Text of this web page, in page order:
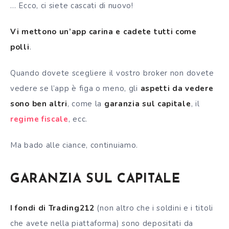
… Ecco, ci siete cascati di nuovo!
Vi mettono un’app carina e cadete tutti come
polli.
Quando dovete scegliere il vostro broker non dovete
vedere se l’app è figa o meno, gli aspetti da vedere
sono ben altri, come la garanzia sul capitale, il
regime fiscale, ecc.
Ma bado alle ciance, continuiamo.
GARANZIA SUL CAPITALE
I fondi di Trading212 (non altro che i soldini e i titoli
che avete nella piattaforma) sono depositati da